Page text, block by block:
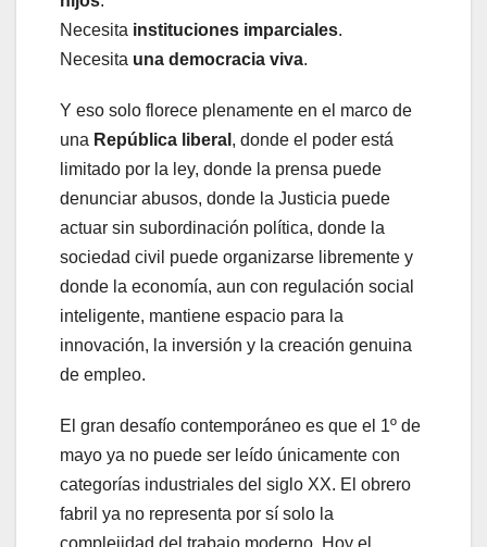
Necesita instituciones imparciales.
Necesita una democracia viva.
Y eso solo florece plenamente en el marco de
una República liberal , donde el poder está
limitado por la ley, donde la prensa puede
denunciar abusos, donde la Justicia puede
actuar sin subordinación política, donde la
sociedad civil puede organizarse libremente y
donde la economía, aun con regulación social
inteligente, mantiene espacio para la
innovación, la inversión y la creación genuina
de empleo.
El gran desafío contemporáneo es que el 1º de
mayo ya no puede ser leído únicamente con
categorías industriales del siglo XX. El obrero
fabril ya no representa por sí solo la
complejidad del trabajo moderno. Hoy el